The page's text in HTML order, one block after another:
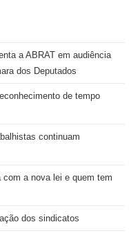
a ABRAT em audiência
dos Deputados
de tempo
continuam
com a nova lei e quem tem
dos sindicatos